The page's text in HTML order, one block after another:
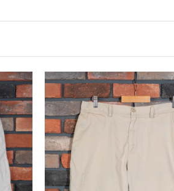
レン ユーズド ショーツ ショートパン